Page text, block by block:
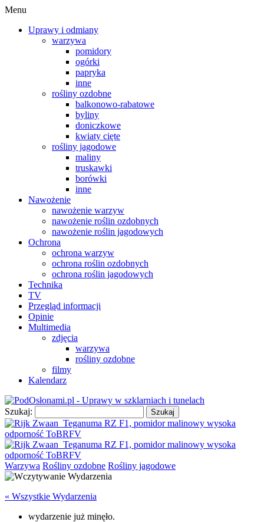
Menu
Uprawy i odmiany
warzywa
pomidory
ogórki
papryka
inne
rośliny ozdobne
balkonowo-rabatowe
byliny
doniczkowe
kwiaty cięte
rośliny jagodowe
maliny
truskawki
borówki
inne
Nawożenie
nawożenie warzyw
nawożenie roślin ozdobnych
nawożenie roślin jagodowych
Ochrona
ochrona warzyw
ochrona roślin ozdobnych
ochrona roślin jagodowych
Technika
TV
Przegląd informacji
Opinie
Multimedia
zdjęcia
warzywa
rośliny ozdobne
filmy
Kalendarz
Szukaj:
Warzywa Rośliny ozdobne Rośliny jagodowe
« Wszystkie Wydarzenia
wydarzenie już minęło.